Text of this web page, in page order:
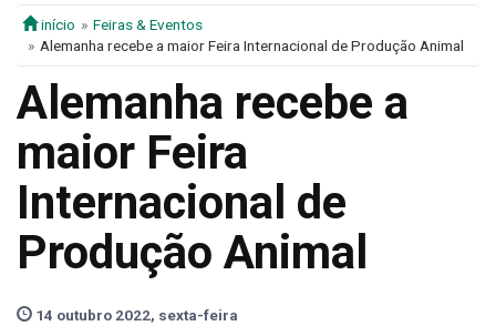
início
Feiras & Eventos
Alemanha recebe a maior Feira Internacional de Produção Animal
Alemanha recebe a
maior Feira
Internacional de
Produção Animal
14 outubro 2022, sexta-feira